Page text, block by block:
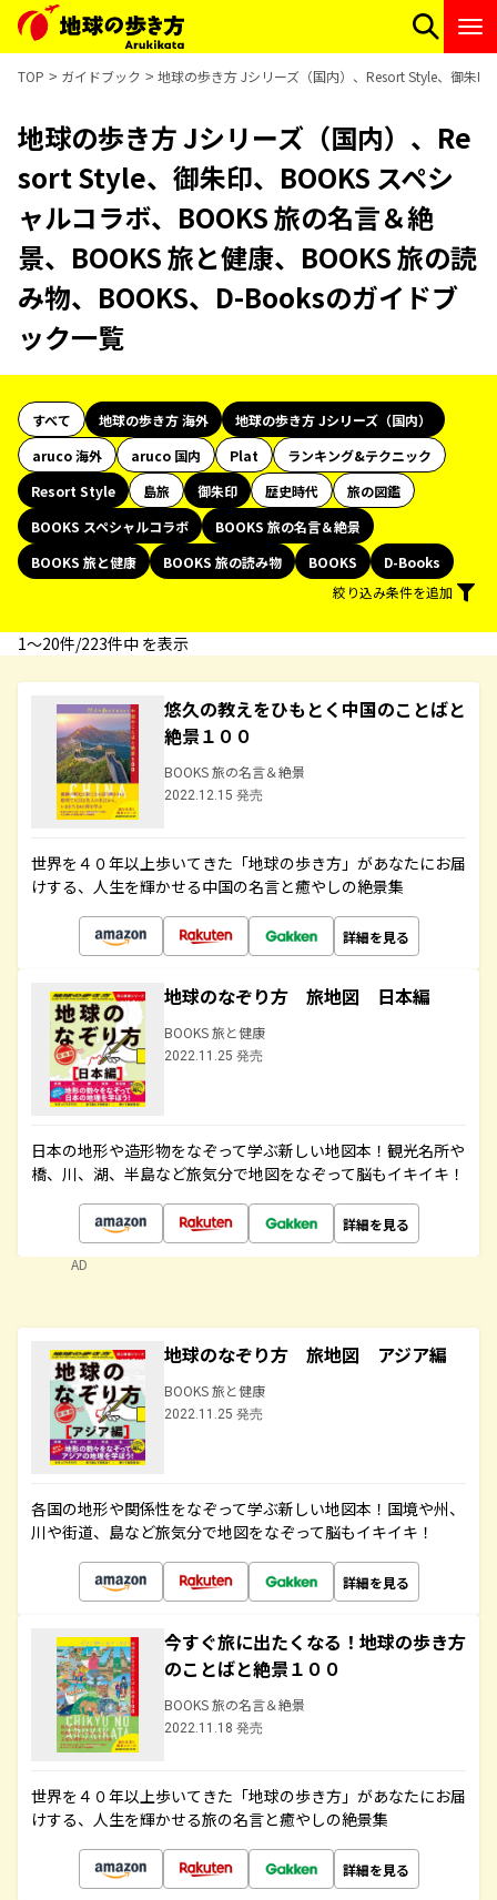
TOP ガイドブック 地球の歩き方 Jシリーズ（国内）、Resort Style、御朱
地球の歩き方 Jシリーズ（国内）、Re
sort Style、御朱印、BOOKS スペシ
ャルコラボ、BOOKS 旅の名言＆絶
景、BOOKS 旅と健康、BOOKS 旅の読
み物、BOOKS、D-Booksのガイドブ
ック一覧
すべて 地球の歩き方 海外
地球の歩き方 Jシリーズ（国内）
aruco 海外
aruco 国内 Plat
ランキング&テクニック
Resort Style
島旅 御朱印 歴史時代
旅の図鑑
BOOKS スペシャルコラボ
BOOKS 旅の名言＆絶景
BOOKS 旅と健康
BOOKS 旅の読み物 BOOKS
D-Books
絞り込み条件を追加
1〜20件/223件中 を表示
悠久の教えをひもとく中国のことばと
絶景１００
BOOKS 旅の名言＆絶景
2022.12.15 発売
世界を４０年以上歩いてきた「地球の歩き方」があなたにお届
けする、人生を輝かせる中国の名言と癒やしの絶景集
詳細を見る
地球のなぞり方 旅地図 日本編
BOOKS 旅と健康
2022.11.25 発売
日本の地形や造形物をなぞって学ぶ新しい地図本！観光名所や
橋、川、湖、半島など旅気分で地図をなぞって脳もイキイキ！
詳細を見る
AD
地球のなぞり方 旅地図 アジア編
BOOKS 旅と健康
2022.11.25 発売
各国の地形や関係性をなぞって学ぶ新しい地図本！国境や州、
川や街道、島など旅気分で地図をなぞって脳もイキイキ！
詳細を見る
今すぐ旅に出たくなる！地球の歩き方
のことばと絶景１００
BOOKS 旅の名言＆絶景
2022.11.18 発売
世界を４０年以上歩いてきた「地球の歩き方」があなたにお届
けする、人生を輝かせる旅の名言と癒やしの絶景集
詳細を見る